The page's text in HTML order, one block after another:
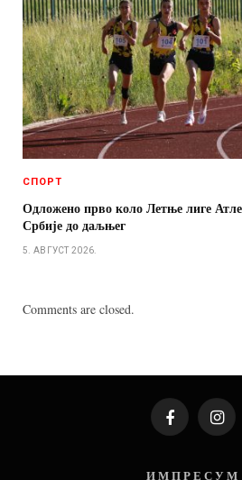
СПОРТ
Одложено прво коло Летње лиге
Србије до даљњег
5. АВГУСТ 2026.
Comments are closed.
Facebook
И М П Р Е С У М